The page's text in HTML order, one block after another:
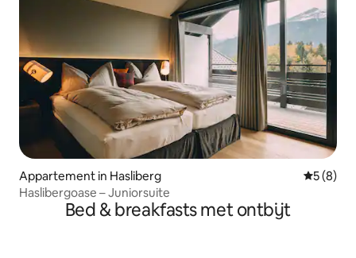
Appartement in Hasliberg
5 (8)
Haslibergoase – Juniorsuite
Bed & breakfasts met ontbijt